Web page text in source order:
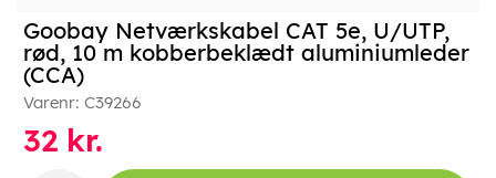
Goobay Netværkskabel CAT 5e, U/UTP,
rød, 10 m kobberbeklædt aluminiumleder
(CCA)
Varenr: C39266
32 kr.